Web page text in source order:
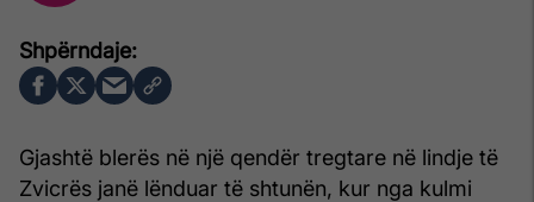
Gjashtë blerës në një qendër tregtare në lindje të
Zvicrës janë lënduar të shtunën, kur nga kulmi